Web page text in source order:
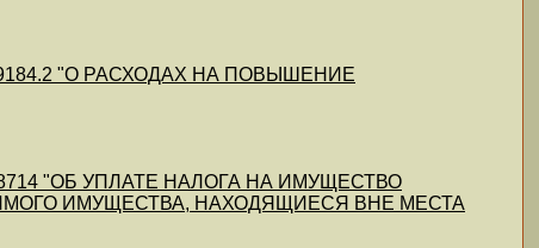
49184.2 "О РАСХОДАХ НА ПОВЫШЕНИЕ
48714 "ОБ УПЛАТЕ НАЛОГА НА ИМУЩЕСТВО
ИМУЩЕСТВА, НАХОДЯЩИЕСЯ ВНЕ МЕСТА